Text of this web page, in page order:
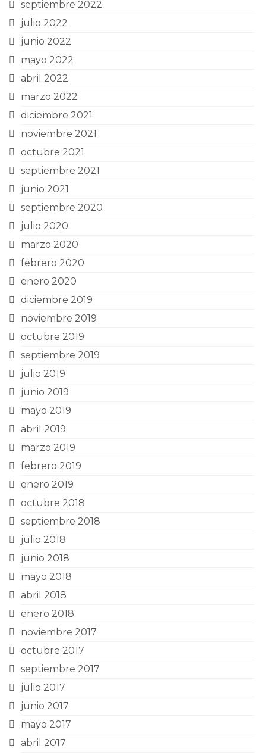
septiembre 2022
julio 2022
junio 2022
mayo 2022
abril 2022
marzo 2022
diciembre 2021
noviembre 2021
octubre 2021
septiembre 2021
junio 2021
septiembre 2020
julio 2020
marzo 2020
febrero 2020
enero 2020
diciembre 2019
noviembre 2019
octubre 2019
septiembre 2019
julio 2019
junio 2019
mayo 2019
abril 2019
marzo 2019
febrero 2019
enero 2019
octubre 2018
septiembre 2018
julio 2018
junio 2018
mayo 2018
abril 2018
enero 2018
noviembre 2017
octubre 2017
septiembre 2017
julio 2017
junio 2017
mayo 2017
abril 2017